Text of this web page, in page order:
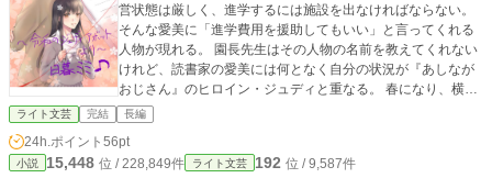
営状態は厳しく、進学するには施設を出なければならない。
そんな愛美に「進学費用を援助してもいい」と言ってくれる
人物が現れる。 園長先生はその人物の名前を教えてくれない
けれど、読書家の愛美には何となく自分の状況が『あしなが
おじさん』のヒロイン・ジュディと重なる。 春になり、横浜
にある全寮制の名門女子高に入学した彼女は、自分を進学さ
せてくれた施設の理事を「あしながおじさん」と呼び、その
人物に宛てて手紙を出すようになる。 慣れない都会での生
活・初めて持つスマートフォン・そして初恋……。 戸惑いな
ライト文芸 完結 長編
24h.ポイント 56pt
小説 15,448 位 / 228,849件 ライト文芸 192 位 / 9,587件